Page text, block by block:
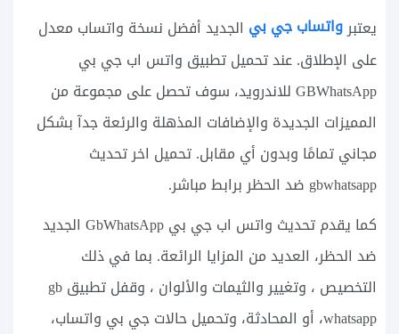
يعتبرواتساب جي بي الجديد أفضل نسخة واتساب معدل
على الإطلاق. عند تحميل تطبيق واتس اب جي بي
GBWhatsApp للاندرويد، سوف تحصل على مجموعة من
المميزات الجديدة والإضافات المذهلة والرئعة جدآ بشكل
مجاني تمامًا وبدون أي مقابل. تحميل اخر تحديث
gbwhatsapp ضد الحظر برابط مباشر.
كما يقدم تحديث واتس اب جي بي GbWhatsApp الجديد
ضد الحظر، العديد من المزايا الرائعة. بما في ذلك
التخصيص ، وتغيير والثيمات والألوان ، وقفل تطبيق gb
whatsapp، أو المحادثة، وتحميل حالات جي بي واتساب،